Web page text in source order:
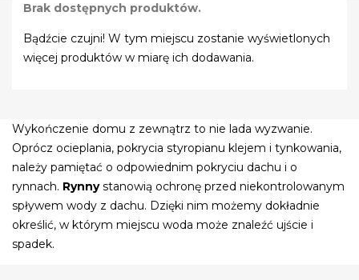
Brak dostępnych produktów.
Bądźcie czujni! W tym miejscu zostanie wyświetlonych
więcej produktów w miarę ich dodawania.
Wykończenie domu z zewnątrz to nie lada wyzwanie.
Oprócz ocieplania, pokrycia styropianu klejem i tynkowania,
należy pamiętać o odpowiednim pokryciu dachu i o
rynnach. Rynnystanowią ochronę przed niekontrolowanym
spływem wody z dachu. Dzięki nim możemy dokładnie
określić, w którym miejscu woda może znaleźć ujście i
spadek.